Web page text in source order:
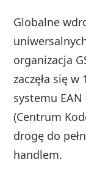
Globalne
organizacja
zaczęła się
systemu EAN
(Centrum
drogę do
handlem.